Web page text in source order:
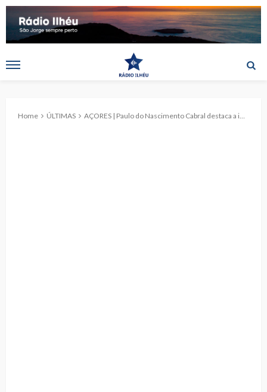
Home ÚLTIMAS AÇORES | Paulo do Nascimento Cabral destaca a importância estratégica do mapeamento do fundo do Oceano